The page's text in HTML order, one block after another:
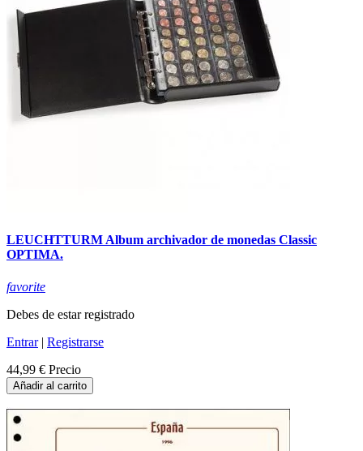
LEUCHTTURM Album archivador de monedas Classic
OPTIMA.
favorite
Debes de estar registrado
Entrar| Registrarse
44,99 € Precio
Añadir al carrito